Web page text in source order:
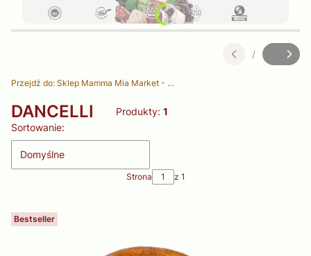
Slajd
/
z
Przejdź do: Sklep Mamma Mia Market - Delikatesy Włoskie
DANCELLI Produkty: 1
Lista produktów
Sortowanie:
Domyślne
Strona z 1
Bestseller